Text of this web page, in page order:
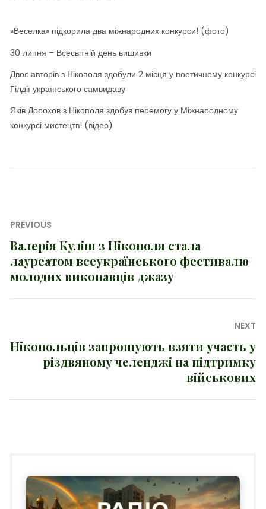
«Веселка» підкорила два міжнародних конкурси! (фото)
30 липня – Всесвітній день вишивки
Двоє авторів з Нікополя здобули 2 місця у поетичному конкурсі
Гілдії українського самвидаву
Яків Дорохов з Нікополя здобув перемогу у Міжнародному
конкурсі мистецтв! (відео)
Навігація
записів
PREVIOUS
Previous
post:
Валерія Куліш з Нікополя стала
лауреатом всеукраїнського фестивалю
молодих виконавців джазу
NEXT
Next
Нікопольців запрошують взяти участь у
різдвяному челенджі на підтримку
військових